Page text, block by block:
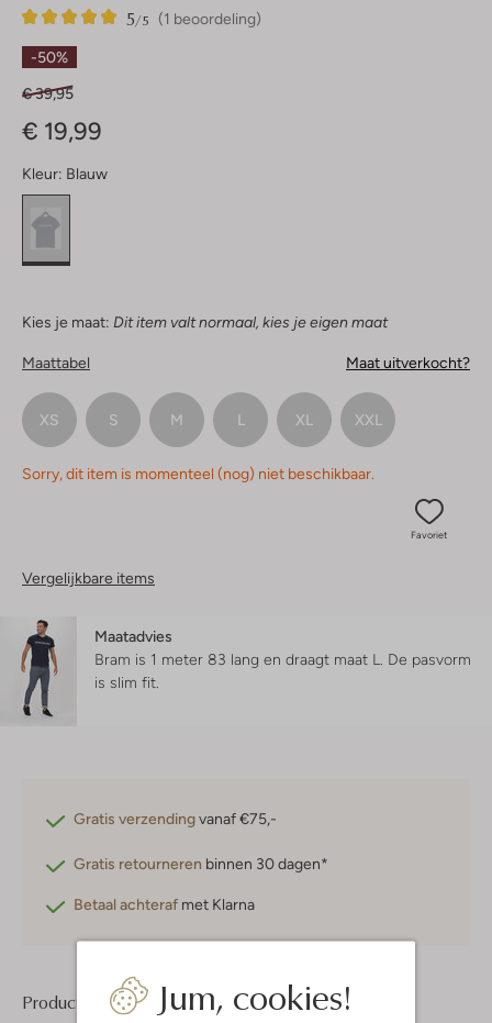
Jum, cookies!
(1 beoordeling)
5/5
1
5
Sterren
-50%
€ 39,95
€ 19,99
Kleur: Blauw
Kies je maat: Dit item valt normaal, kies je eigen maat
Maattabel Maat uitverkocht?
XS S M L XL XXL
Sorry, dit item is momenteel (nog) niet beschikbaar.
Favoriet
Vergelijkbare items
Maatadvies
Bram is 1 meter 83 lang en draagt maat L. De pasvorm
is slim fit
Gratis verzendingvanaf €75,-
Gratis retourneren binnen 30 dagen*
Betaal achteraf met Klarna
Product informatie